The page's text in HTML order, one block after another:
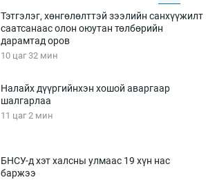
Тэтгэлэг, хөнгөлөлттэй зээлийн санхүүжилт
саатсанаас олон оюутан төлбөрийн
дарамтад оров
10 цаг 32 мин
Налайх дүүргийнхэн хошой аваргаар
шалгарлаа
11 цаг 2 мин
БНСУ-д хэт халсны улмаас 19 хүн нас
баржээ